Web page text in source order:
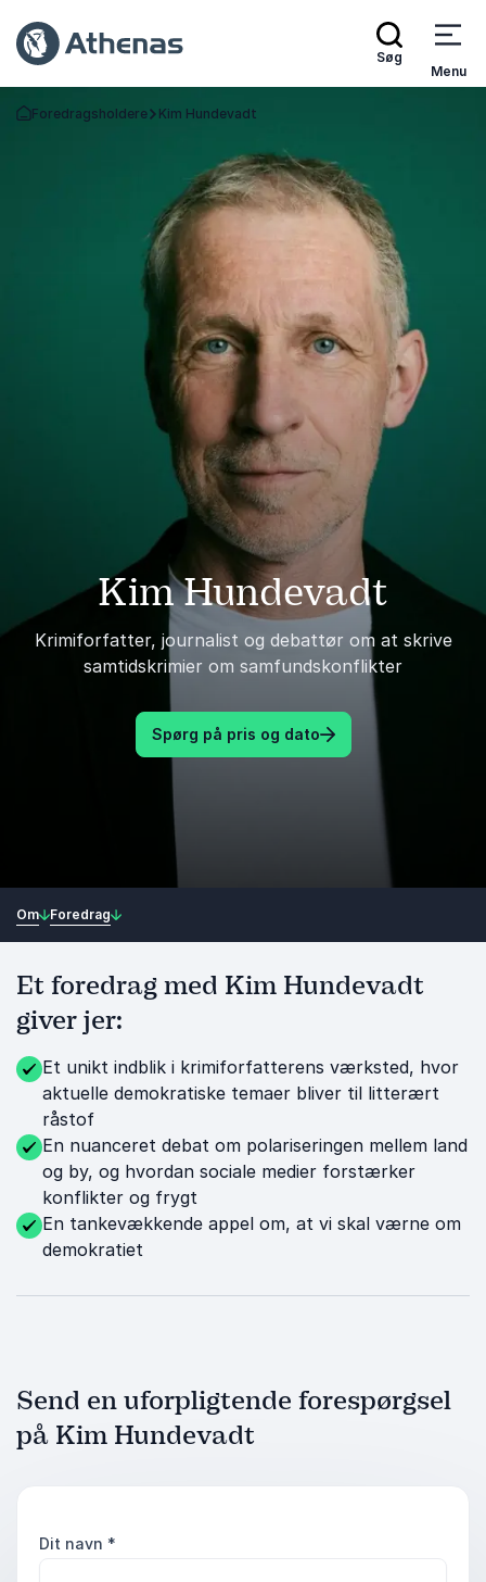
Søg
Menu
Tilbage til forsiden
Foredragsholdere Kim Hundevadt
Kim Hundevadt
Krimiforfatter, journalist og debattør om at skrive
samtidskrimier om samfundskonflikter
Spørg på pris og dato
Om Foredrag
Et foredrag med Kim Hundevadt
giver jer:
Et unikt indblik i krimiforfatterens værksted, hvor
aktuelle demokratiske temaer bliver til litterært
råstof
En nuanceret debat om polariseringen mellem land
og by, og hvordan sociale medier forstærker
konflikter og frygt
En tankevækkende appel om, at vi skal værne om
demokratiet
Send en uforpligtende forespørgsel
på Kim Hundevadt
Dit navn *